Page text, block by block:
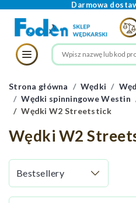
Darmowa
Strona główna Wędki
Wędki spinningowe Westin
Wędki W2 Streetstick
Wędki W2